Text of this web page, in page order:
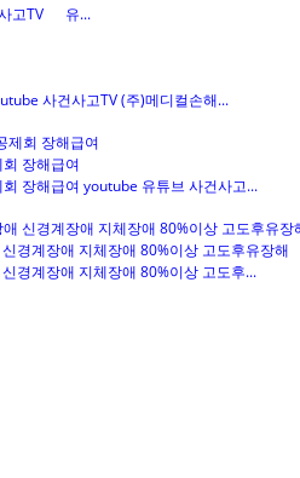
사고TV 유...
사건사고TV (주)메디컬손해...
장해급여
장해급여 youtube 유튜브 사건사고...
경계장애 지체장애 80%이상 고도후유장해
경계장애 지체장애 80%이상 고도후...